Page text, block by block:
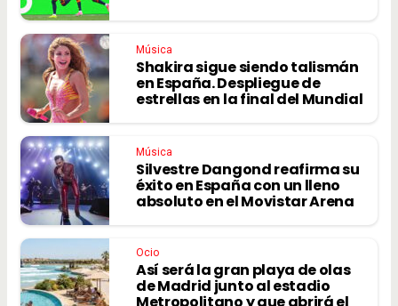
Música
Shakira sigue siendo talismán
en España. Despliegue de
estrellas en la final del Mundial
Música
Silvestre Dangond reafirma su
éxito en España con un lleno
absoluto en el Movistar Arena
Ocio
Así será la gran playa de olas
de Madrid junto al estadio
Metropolitano y que abrirá el